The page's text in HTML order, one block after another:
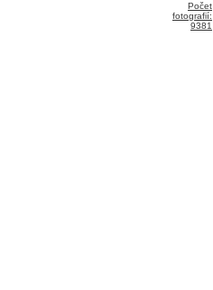
Počet
fotografií:
9381